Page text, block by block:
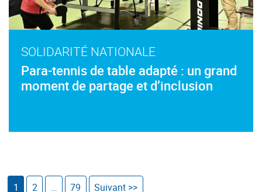
SOLIDARITÉ NATIONALE
Para-tennis de table adapté : un grand
moment de partage et d’inclusion
1 2 … 79 Suivant >>